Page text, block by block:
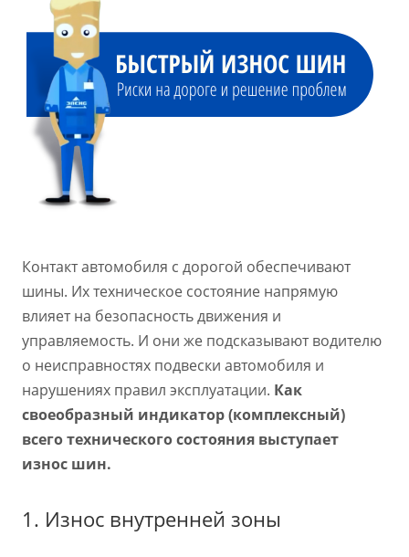
Контакт автомобиля с дорогой обеспечивают
шины. Их техническое состояние напрямую
влияет на безопасность движения и
управляемость. И они же подсказывают водителю
о неисправностях подвески автомобиля и
нарушениях правил эксплуатации. Как
своеобразный индикатор (комплексный)
всего технического состояния выступает
износ шин.
1. Износ внутренней зоны